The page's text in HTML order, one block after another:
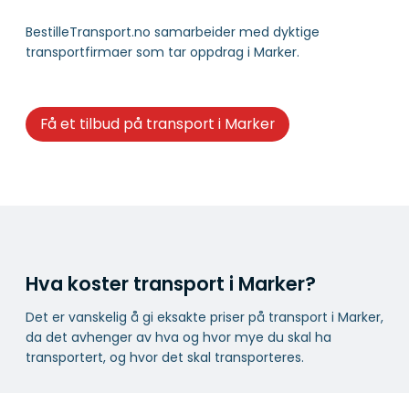
BestilleTransport.no samarbeider med dyktige
transportfirmaer som tar oppdrag i Marker.
Få et tilbud på transport i Marker
Hva koster transport i Marker?
Det er vanskelig å gi eksakte priser på transport i Marker,
da det avhenger av hva og hvor mye du skal ha
transportert, og hvor det skal transporteres.